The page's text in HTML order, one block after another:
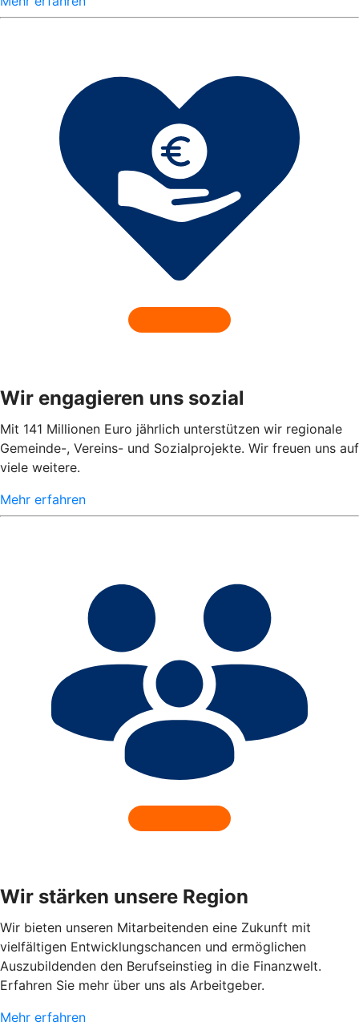
Wir engagieren uns sozial
Mit 141 Millionen Euro jährlich unterstützen wir regionale
Gemeinde-, Vereins- und Sozialprojekte. Wir freuen uns auf
viele weitere.
Mehr erfahren
Wir stärken unsere Region
Wir bieten unseren Mitarbeitenden eine Zukunft mit
vielfältigen Entwicklungschancen und ermöglichen
Auszubildenden den Berufseinstieg in die Finanzwelt.
Erfahren Sie mehr über uns als Arbeitgeber.
Mehr erfahren